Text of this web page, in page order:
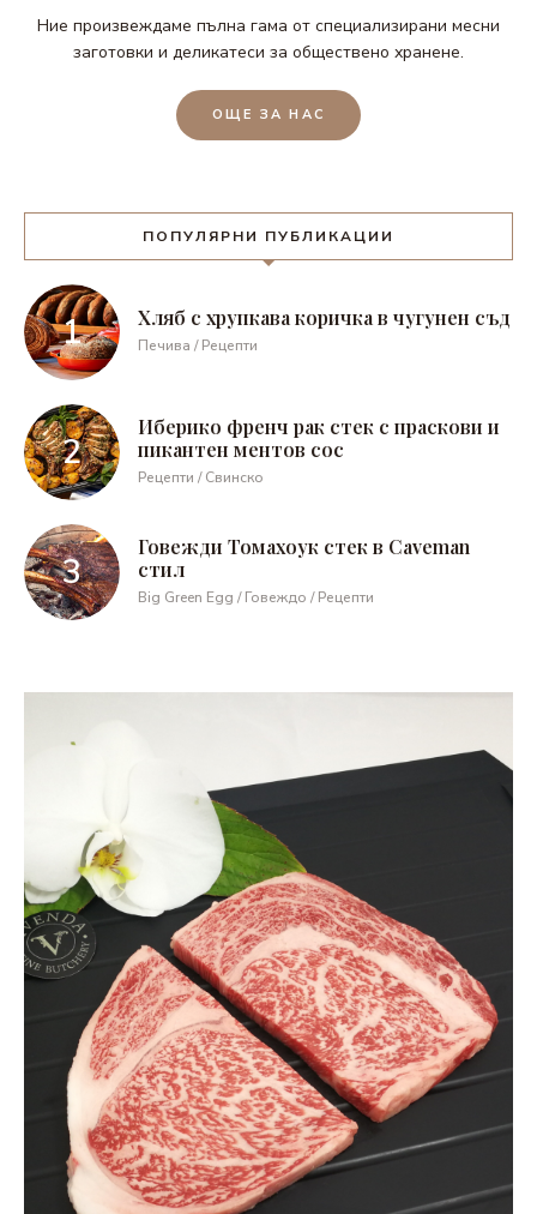
Ние произвеждаме пълна гама от специализирани месни
заготовки и деликатеси за обществено хранене.
ОЩЕ ЗА НАС
ПОПУЛЯРНИ ПУБЛИКАЦИИ
Хляб с хрупкава коричка в чугунен съд
Печива / Рецепти
Иберико френч рак стек с праскови и
пикантен ментов сос
Рецепти / Свинско
Говежди Томахоук стек в Caveman
стил
Big Green Egg / Говеждо / Рецепти